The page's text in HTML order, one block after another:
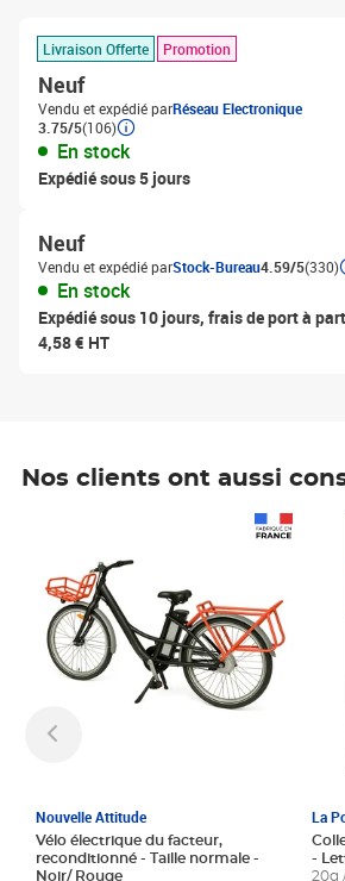
Livraison Offerte Promotion
Neuf
Vendu et expédié parRéseau Electronique
3.75/5(106)
En stock
Expédié sous 5 jours
Neuf
Vendu et expédié parStock-Bureau4.59/5(330)
En stock
Expédié sous 10 jours, frais de port à
4,58 € HT
Nos clients ont aussi
Nouvelle Attitude
Vélo électrique du facteur,
reconditionné - Taille normale -
Noir/ Rouge
La
-
20g